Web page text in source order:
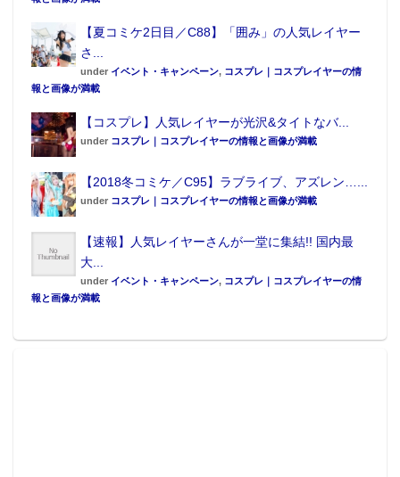
【夏コミケ2日目／C88】「囲み」の人気レイヤー
さ...
under イベント・キャンペーン, コスプレ｜コスプレイヤーの情
報と画像が満載
【コスプレ】人気レイヤーが光沢&タイトなバ...
under コスプレ｜コスプレイヤーの情報と画像が満載
【2018冬コミケ／C95】ラブライブ、アズレン…...
under コスプレ｜コスプレイヤーの情報と画像が満載
【速報】人気レイヤーさんが一堂に集結!! 国内最
大...
under イベント・キャンペーン, コスプレ｜コスプレイヤーの情
報と画像が満載